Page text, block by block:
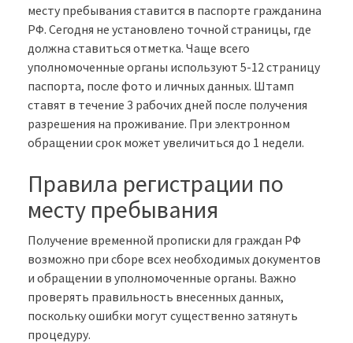
месту пребывания ставится в паспорте гражданина
РФ. Сегодня не установлено точной страницы, где
должна ставиться отметка. Чаще всего
уполномоченные органы используют 5-12 страницу
паспорта, после фото и личных данных. Штамп
ставят в течение 3 рабочих дней после получения
разрешения на проживание. При электронном
обращении срок может увеличиться до 1 недели.
Правила регистрации по
месту пребывания
Получение временной прописки для граждан РФ
возможно при сборе всех необходимых документов
и обращении в уполномоченные органы. Важно
проверять правильность внесенных данных,
поскольку ошибки могут существенно затянуть
процедуру.